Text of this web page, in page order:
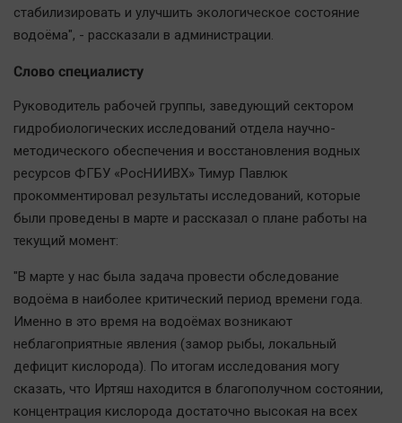
Новости компаний
Статистика
Челябинск космический
Другие рубрики
English version
Online-консультация
Актуальная тема
Афиша
Блогеркуль
Быстрый медиазавод
стабилизировать и улучшить экологическое состояние
водоёма", - рассказали в администрации.
Слово специалисту
Руководитель рабочей группы, заведующий сектором
гидробиологических исследований отдела научно-
методического обеспечения и восстановления водных
ресурсов ФГБУ «РосНИИВХ» Тимур Павлюк
прокомментировал результаты исследований, которые
были проведены в марте и рассказал о плане работы на
текущий момент:
"В марте у нас была задача провести обследование
водоёма в наиболее критический период времени года.
Именно в это время на водоёмах возникают
неблагоприятные явления (замор рыбы, локальный
дефицит кислорода). По итогам исследования могу
сказать, что Иртяш находится в благополучном состоянии,
концентрация кислорода достаточно высокая на всех